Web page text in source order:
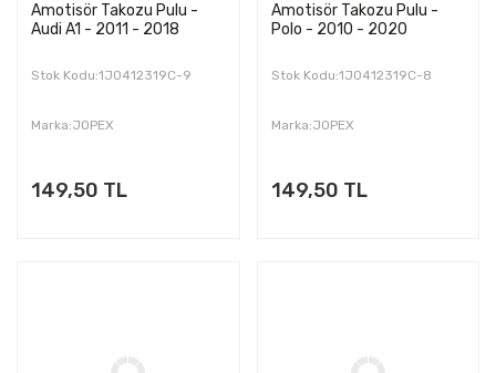
Amotisör Takozu Pulu -
Audi A1 - 2011 - 2018
Stok Kodu:1J0412319C-9
Marka:JOPEX
149,50 TL
Amotisör Takozu Pulu -
Polo - 2010 - 2020
Stok Kodu:1J0412319C-8
Marka:JOPEX
149,50 TL